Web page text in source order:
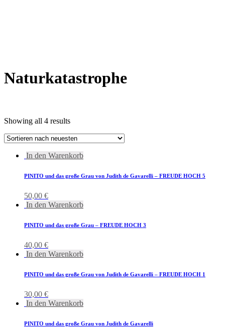
Naturkatastrophe
Showing all 4 results
In den Warenkorb
PINITO und das große Grau von Judith de Gavarelli – FREUDE HOCH 5
50,00 €
In den Warenkorb
PINITO und das große Grau – FREUDE HOCH 3
40,00 €
In den Warenkorb
PINITO und das große Grau von Judith de Gavarelli – FREUDE HOCH 1
30,00 €
In den Warenkorb
PINITO und das große Grau von Judith de Gavarelli